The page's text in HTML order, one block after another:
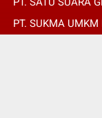
PT. SUKMA UMKM